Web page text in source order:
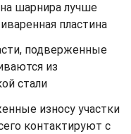
шарнира лучше
пластина
подверженные
из
стали
износу участки
контактируют с